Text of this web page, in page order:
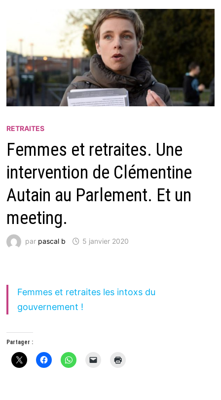
RETRAITES
Femmes et retraites. Une
intervention de Clémentine
Autain au Parlement. Et un
meeting.
par pascal b 5 janvier 2020
Femmes et retraites les intoxs du
gouvernement !
Partager :